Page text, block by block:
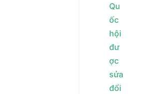
Qu
ốc
hội
đư
ợc
sửa
đổi